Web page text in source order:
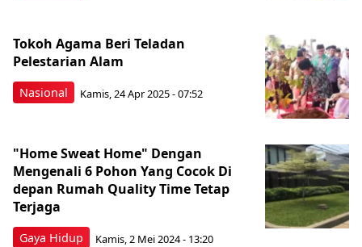
Nasional
Tokoh Agama Beri Teladan
Pelestarian Alam
Kamis, 24 Apr 2025 - 07:52
Gaya Hidup
"Home Sweat Home" Dengan
Mengenali 6 Pohon Yang Cocok Di
depan Rumah Quality Time Tetap
Terjaga
Kamis, 2 Mei 2024 - 13:20